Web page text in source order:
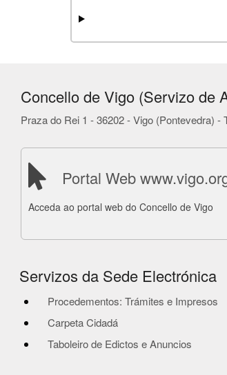
Concello de Vigo (Servizo de
Praza do Rei 1 - 36202 - Vigo (Pontevedra) -
Portal Web
Acceda ao portal web do Concello de Vigo
Servizos da Sede Electrónica
Procedementos: Trámites e Impresos
Carpeta Cidadá
Taboleiro de Edictos e Anuncios